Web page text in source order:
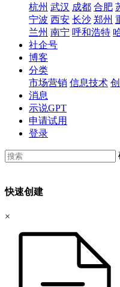
杭州 武汉 成都 合肥
宁波 西安 长沙 郑州
兰州 南宁 呼和浩特
社企号
博客
分类
市场营销 信息技术
消息
示说GPT
申请试用
登录
快速创建
×